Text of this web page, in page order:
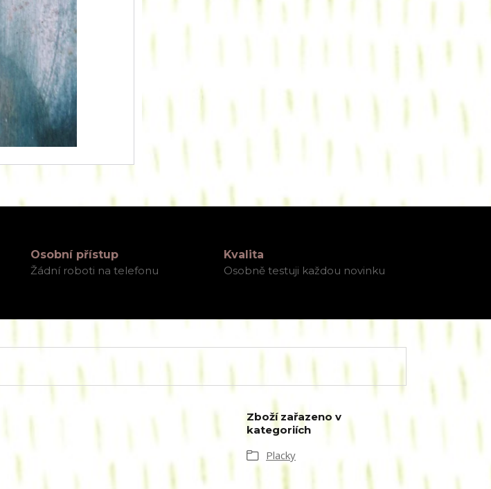
Osobní přístup
Žádní roboti na telefonu
Kvalita
Osobně testuji každou novinku
Zboží zařazeno v
kategoriích
Placky